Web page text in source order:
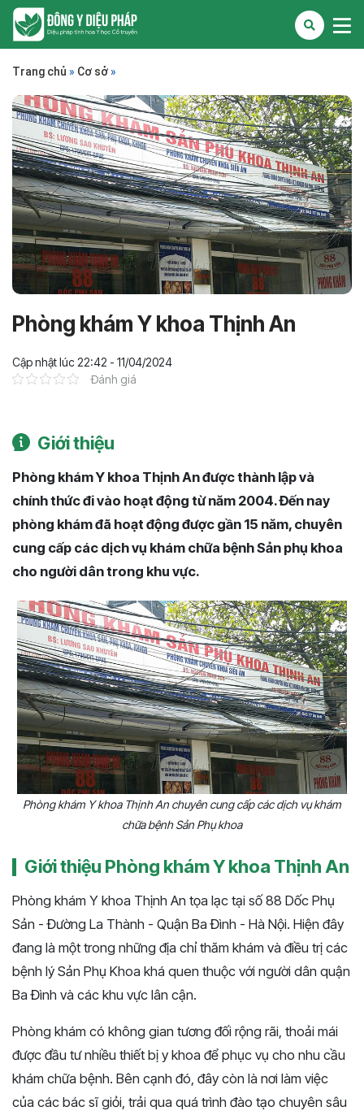
Trang chủ » Cơ sở »
Phòng khám Y khoa Thịnh An
Cập nhật lúc 22:42 - 11/04/2024
Đánh giá
Giới thiệu
Phòng khám Y khoa Thịnh An được thành lập và
chính thức đi vào hoạt động từ năm 2004. Đến nay
phòng khám đã hoạt động được gần 15 năm, chuyên
cung cấp các dịch vụ khám chữa bệnh Sản phụ khoa
cho người dân trong khu vực.
Phòng khám Y khoa Thịnh An chuyên cung cấp các dịch vụ khám
chữa bệnh Sản Phụ khoa
Giới thiệu Phòng khám Y khoa Thịnh An
Phòng khám Y khoa Thịnh An tọa lạc tại số 88 Dốc Phụ
Sản - Đường La Thành - Quận Ba Đình - Hà Nội. Hiện đây
đang là một trong những địa chỉ thăm khám và điều trị các
bệnh lý Sản Phụ Khoa khá quen thuộc với người dân quận
Ba Đình và các khu vực lân cận.
Phòng khám có không gian tương đối rộng rãi, thoải mái
được đầu tư nhiều thiết bị y khoa để phục vụ cho nhu cầu
khám chữa bệnh. Bên cạnh đó, đây còn là nơi làm việc
của các bác sĩ giỏi, trải qua quá trình đào tạo chuyên sâu